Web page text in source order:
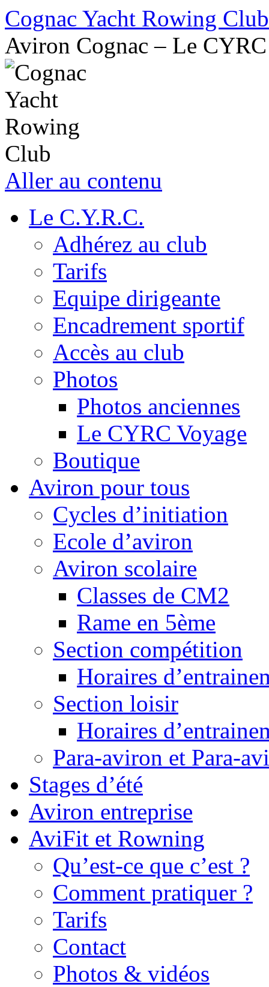
Cognac Yacht Rowing Club
Aviron Cognac – Le CYRC
Aller au contenu
Le C.Y.R.C.
Adhérez au club
Tarifs
Equipe dirigeante
Encadrement sportif
Accès au club
Photos
Photos anciennes
Le CYRC Voyage
Boutique
Aviron pour tous
Cycles d’initiation
Ecole d’aviron
Aviron scolaire
Classes de CM2
Rame en 5ème
Section compétition
Horaires
Section loisir
Horaires
Para-aviron et Para-
Stages d’été
Aviron entreprise
AviFit et Rowning
Qu’est-ce que c’est ?
Comment pratiquer ?
Tarifs
Contact
Photos & vidéos